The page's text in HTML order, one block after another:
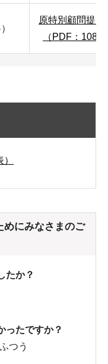
原特別顧問提出
（PDF：
めにみなさまのご
たか？
ったですか？
つう